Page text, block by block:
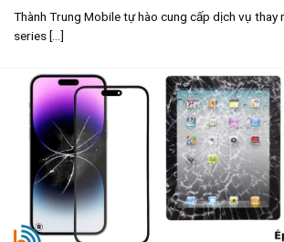
Thành Trung Mobile tự hào cung cấp dịch vụ thay
series [...]